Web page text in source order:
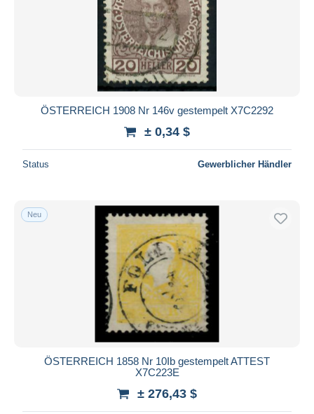
ÖSTERREICH 1908 Nr 146v gestempelt X7C2292
± 0,34 $
Status Gewerblicher Händler
Neu
ÖSTERREICH 1858 Nr 10Ib gestempelt ATTEST
X7C223E
± 276,43 $